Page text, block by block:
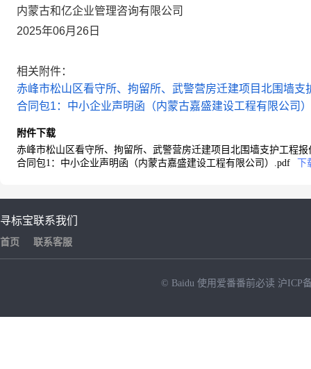
内蒙古和亿企业管理咨询有限公司
2025年06月26日
相关附件：
赤峰市松山区看守所、拘留所、武警营房迁建项目北围墙支
合同包1：中小企业声明函（内蒙古嘉盛建设工程有限公司
附件下载
赤峰市松山区看守所、拘留所、武警营房迁建项目北围墙支护工程
合同包1：中小企业声明函（内蒙古嘉盛建设工程有限公司）.pdf
下
寻标宝
首页
联系我们
联系客服
© Baidu 使用爱番番前必读 沪ICP